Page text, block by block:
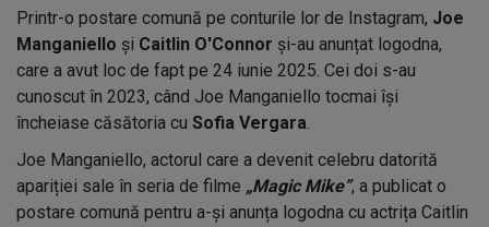
Printr-o postare comună pe conturile lor de Instagram, Joe
Manganiello și Caitlin O'Connor și-au anunțat logodna,
care a avut loc de fapt pe 24 iunie 2025. Cei doi s-au
cunoscut în 2023, când Joe Manganiello tocmai își
încheiase căsătoria cu Sofia Vergara.
Joe Manganiello, actorul care a devenit celebru datorită
apariției sale în seria de filme „Magic Mike”, a publicat o
postare comună pentru a-și anunța logodna cu actrița Caitlin